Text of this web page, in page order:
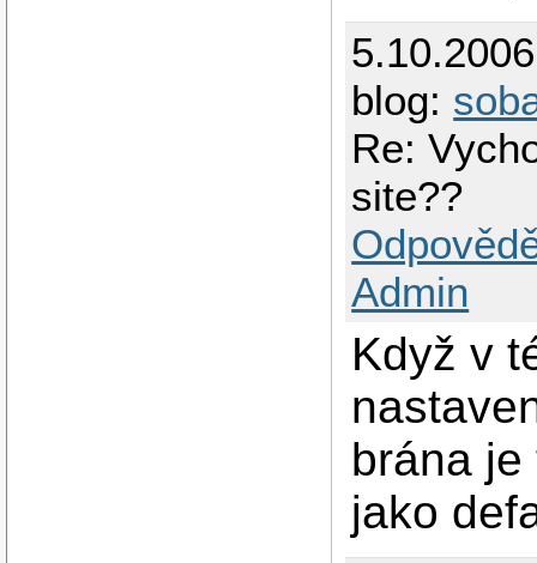
blog:
Re:
site??
Admin
Když v
brána
jako